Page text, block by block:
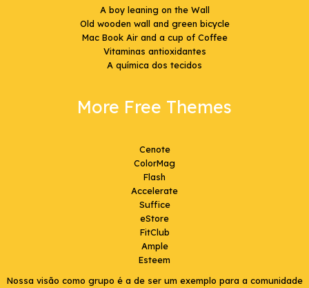
A boy leaning on the Wall
Old wooden wall and green bicycle
Mac Book Air and a cup of Coffee
Vitaminas antioxidantes
A química dos tecidos
More Free Themes
Cenote
ColorMag
Flash
Accelerate
Suffice
eStore
FitClub
Ample
Esteem
Nossa visão como grupo é a de ser um exemplo para a comunidade